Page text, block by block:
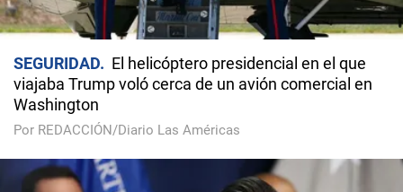
SEGURIDAD
El helicóptero presidencial en el que
viajaba Trump voló cerca de un avión comercial en
Washington
Por REDACCIÓN/Diario Las Américas